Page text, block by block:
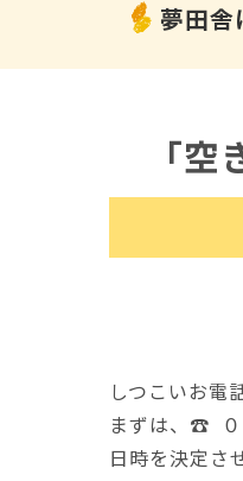
夢田舎
「
しつこいお電
まずは、☎
日時を決定さ